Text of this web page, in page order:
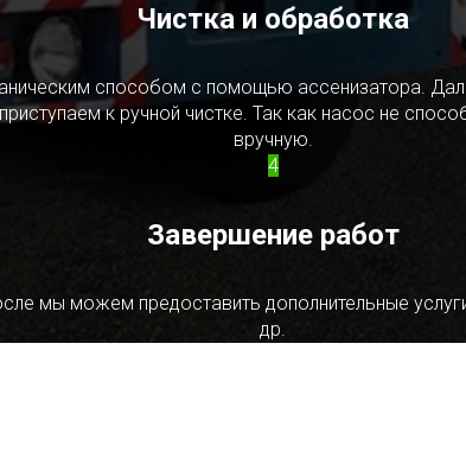
Чистка и обработка
способом с помощью ассенизатора.
к ручной чистке. Так как насос не
вручную.
4
Завершение работ
мы можем предоставить дополнительные
др.